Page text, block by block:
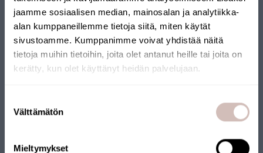
jaamme sosiaalisen median, mainosalan ja analytiikka-
alan kumppaneillemme tietoja siitä, miten käytät
sivustoamme. Kumppanimme voivat yhdistää näitä
tietoja muihin tietoihin, joita olet antanut heille tai joita on
kerätty, kun olet käyttänyt heidän palvelujaan.
valinta
Välttämätön
Mieltymykset
Onze webshop heeft het Key Flag-keurmerk ontvangen. De
worden vanuit Finland verzonden. Veel van onze producten
Leveringsland